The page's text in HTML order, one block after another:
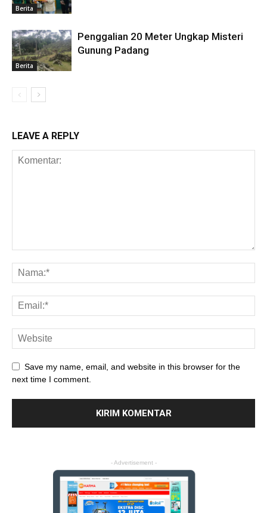
Berita
Berita
Penggalian 20 Meter Ungkap Misteri
Gunung Padang
LEAVE A REPLY
Save my name, email, and website in this browser for the
next time I comment.
- Advertisement -